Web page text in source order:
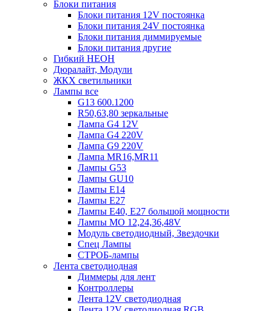
Блоки питания
Блоки питания 12V постоянка
Блоки питания 24V постоянка
Блоки питания диммируемые
Блоки питания другие
Гибкий НЕОН
Дюралайт, Модули
ЖКХ светильники
Лампы все
G13 600.1200
R50,63,80 зеркальные
Лампа G4 12V
Лампа G4 220V
Лампа G9 220V
Лампа MR16,MR11
Лампы G53
Лампы GU10
Лампы Е14
Лампы Е27
Лампы Е40, Е27 большой мощности
Лампы МО 12,24,36,48V
Модуль светодиодный, Звездочки
Спец Лампы
СТРОБ-лампы
Лента светодиодная
Диммеры для лент
Контроллеры
Лента 12V светодиодная